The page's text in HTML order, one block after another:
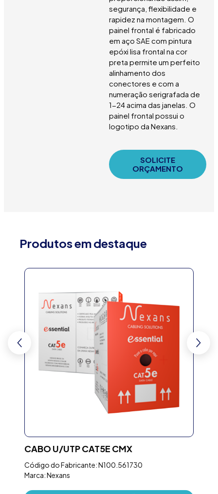
segurança, flexibilidade e
rapidez na montagem. O
painel frontal é fabricado
em aço SAE com pintura
epóxi lisa frontal na cor
preta permite um perfeito
alinhamento dos
conectores e com a
numeração serigrafada de
1-24 acima das janelas. O
painel frontal possui o
logotipo da Nexans.
SOLICITE
ORÇAMENTO
Produtos em destaque
CABO U/UTP CAT5E CMX
Código do Fabricante: N100.561730
Marca: Nexans